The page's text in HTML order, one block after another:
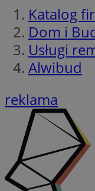
Katalog
Dom i
Usługi
Alwibud
reklama